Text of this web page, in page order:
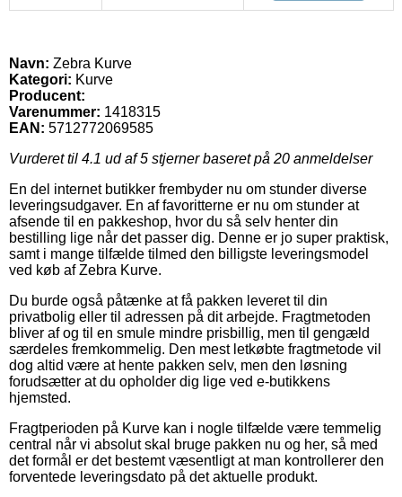
Navn: Zebra Kurve
Kategori: Kurve
Producent:
Varenummer: 1418315
EAN: 5712772069585
Vurderet til 4.1 ud af 5 stjerner baseret på 20 anmeldelser
En del internet butikker frembyder nu om stunder diverse
leveringsudgaver. En af favoritterne er nu om stunder at
afsende til en pakkeshop, hvor du så selv henter din
bestilling lige når det passer dig. Denne er jo super praktisk,
samt i mange tilfælde tilmed den billigste leveringsmodel
ved køb af Zebra Kurve.
Du burde også påtænke at få pakken leveret til din
privatbolig eller til adressen på dit arbejde. Fragtmetoden
bliver af og til en smule mindre prisbillig, men til gengæld
særdeles fremkommelig. Den mest letkøbte fragtmetode vil
dog altid være at hente pakken selv, men den løsning
forudsætter at du opholder dig lige ved e-butikkens
hjemsted.
Fragtperioden på Kurve kan i nogle tilfælde være temmelig
central når vi absolut skal bruge pakken nu og her, så med
det formål er det bestemt væsentligt at man kontrollerer den
forventede leveringsdato på det aktuelle produkt.